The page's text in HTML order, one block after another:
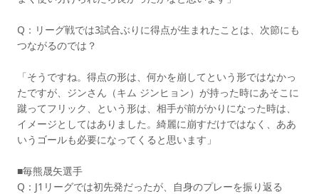
Q：リーグ戦では3試合ぶりに得点が生まれたことは、次節にも
つながるのでは？
「そうですね。得点の形は、何かを崩してという形ではなかっ
たですが、ジンさん（キム ジンヒョン）が持った時にあそこに
蹴ってフリック、という形は、相手が前がかりになった時は、
イメージとしてはありました。綺麗に崩すだけではなく、ああ
いうゴールも必要になってくると思います」
■毎熊晟矢選手
Q：J1リーグでは初先発だったが、自身のプレーを振り返る